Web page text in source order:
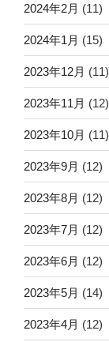
2024年2月 (11)
2024年1月 (15)
2023年12月 (11)
2023年11月 (12)
2023年10月 (11)
2023年9月 (12)
2023年8月 (12)
2023年7月 (12)
2023年6月 (12)
2023年5月 (14)
2023年4月 (12)